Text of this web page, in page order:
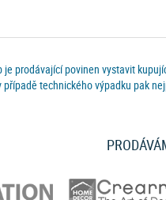
je prodávající povinen vystavit
technického výpadku pak